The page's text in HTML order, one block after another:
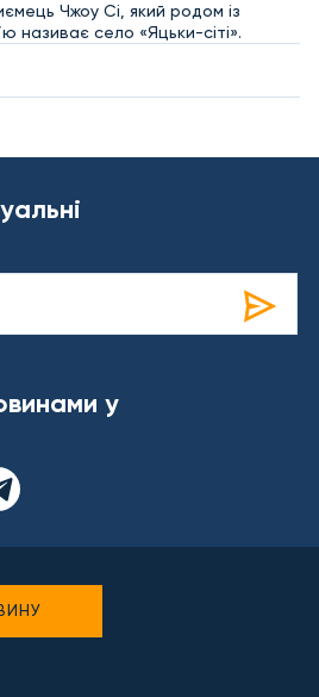
Чжоу Сі, який родом із
називає село «Яцьки-сіті».
у